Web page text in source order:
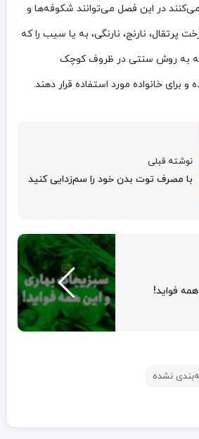
در این فصل می‌توانند شکوفه‌ها و
پرتقال، نارنج، نارنگی، به یا سیب را که
به روش سنتی در ظروف کوچک
خانواده مورد استفاده قرار دهند.
نوشته قبلی
با مصرف توت بدن خود را سم‌زدایی کنید
فواید!
نشده